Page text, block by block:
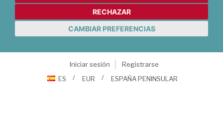
RECHAZAR
CAMBIAR PREFERENCIAS
Iniciar sesión
Registrarse
ES
EUR ESPAÑA PENINSULAR